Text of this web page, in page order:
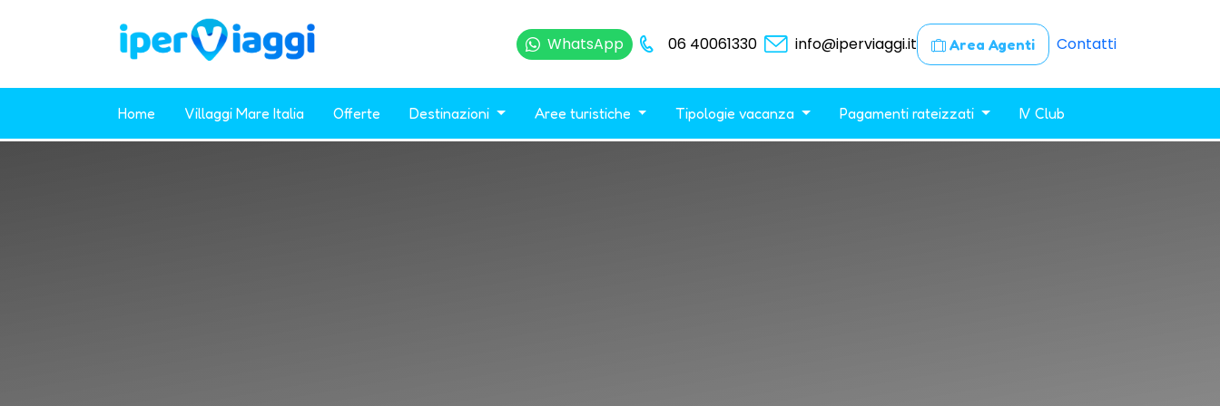
WhatsApp 06 40061330 info@iperviaggi.it Area Agenti Contatti
Home Villaggi Mare Italia Offerte Destinazioni Aree turistiche Tipologie vacanza Pagamenti rateizzati IV Club